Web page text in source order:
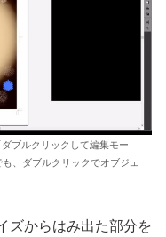
ブルクリックして編集モー
、ダブルクリックでオブジェ
ズからはみ出た部分を